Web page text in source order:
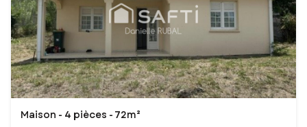
Maison - 4 pièces - 72m²